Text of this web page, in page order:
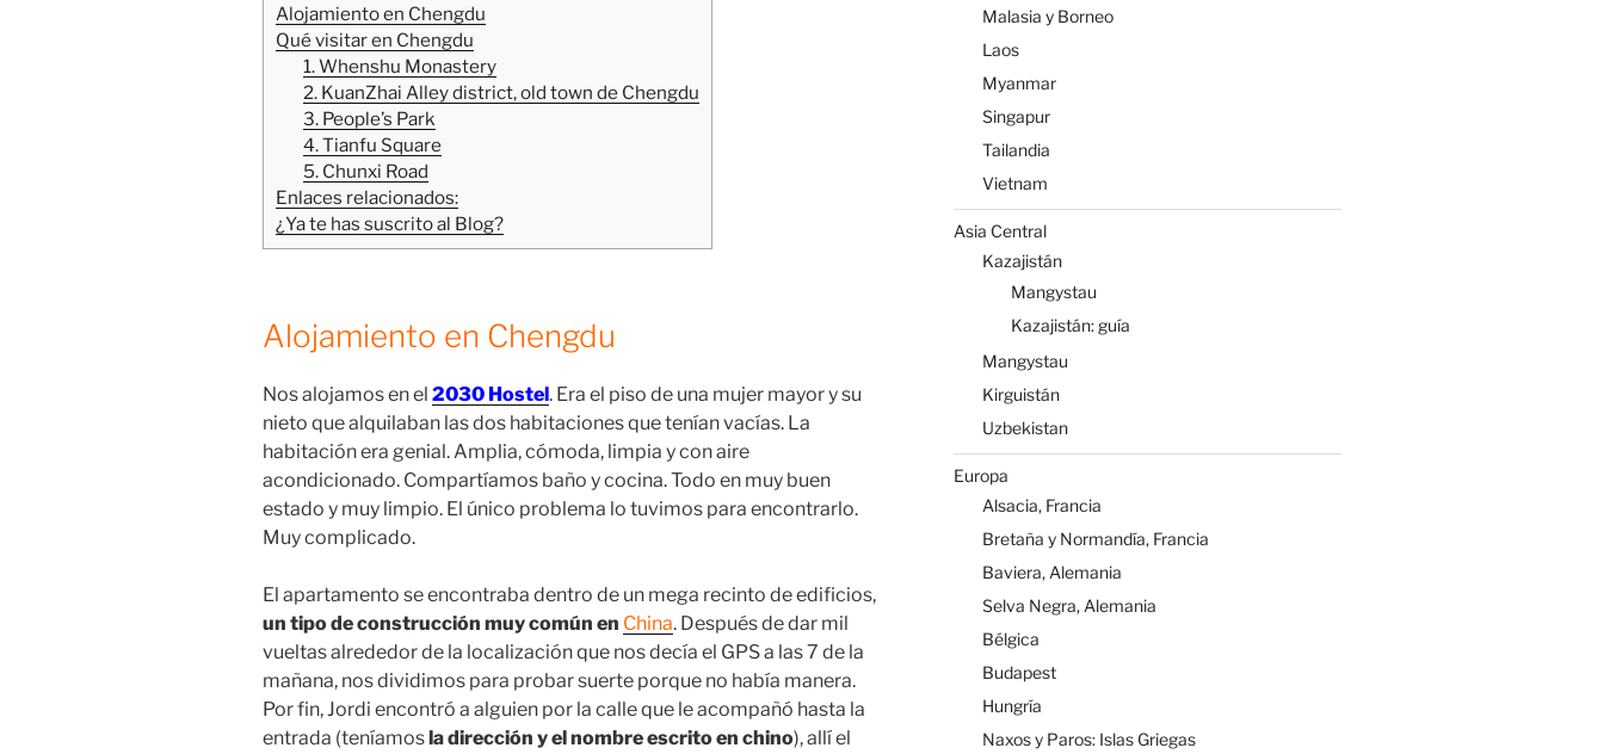
Alojamiento en Chengdu
Qué visitar en Chengdu
1. Whenshu Monastery
2. KuanZhai Alley district, old town de Chengdu
3. People’s Park
4. Tianfu Square
5. Chunxi Road
Enlaces relacionados:
¿Ya te has suscrito al Blog?
Alojamiento en Chengdu
Nos alojamos en el 2030 Hostel. Era el piso de una mujer mayor y su
nieto que alquilaban las dos habitaciones que tenían vacías. La
habitación era genial. Amplia, cómoda, limpia y con aire
acondicionado. Compartíamos baño y cocina. Todo en muy buen
estado y muy limpio. El único problema lo tuvimos para encontrarlo.
Muy complicado.
El apartamento se encontraba dentro de un mega recinto de edificios,
un tipo de construcción muy común en China. Después de dar mil
vueltas alrededor de la localización que nos decía el GPS a las 7 de la
mañana, nos dividimos para probar suerte porque no había manera.
Por fin, Jordi encontró a alguien por la calle que le acompañó hasta la
entrada (teníamos la dirección y el nombre escrito en chino), allí el
Malasia y Borneo
Laos
Myanmar
Singapur
Tailandia
Vietnam
Asia Central
Kazajistán
Mangystau
Kazajistán: guía
Mangystau
Kirguistán
Uzbekistan
Europa
Alsacia, Francia
Bretaña y Normandía, Francia
Baviera, Alemania
Selva Negra, Alemania
Bélgica
Budapest
Hungría
Naxos y Paros: Islas Griegas